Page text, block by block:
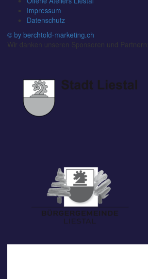
Impressum
Datenschutz
© by berchtold-marketing.ch
Wir danken unseren Sponsoren und Partnern: